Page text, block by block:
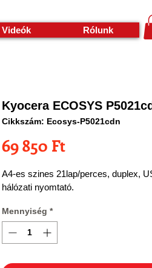
Rólunk
Kyocera ECOSYS
Cikkszám: Ecosys-P5021cdn
69 850 FtÁr
A4-es szines 21lap/perces, duplex,
hálózati nyomtató.
Mennyiség *